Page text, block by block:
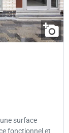
surface
fonctionnel et